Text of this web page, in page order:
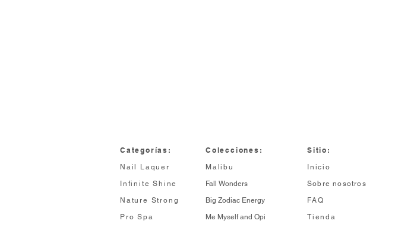
Categorías:
Nail Laquer
Infinite Shine
Nature Strong
Pro Spa
Colecciones:
Malibu
Fall Wonders
Big Zodiac Energy
Me Myself and Opi
Sitio:
Inicio
Sobre nosotros
FAQ
Tienda